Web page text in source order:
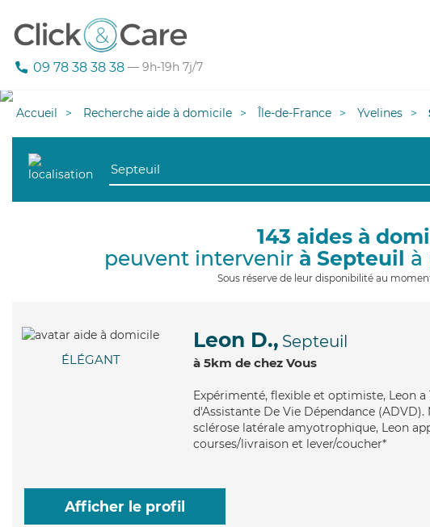
09 78 38 38 38 — 9h-19h 7j/7
Accueil Recherche aide à domicile Île-de-France Yvelines
143 aides à
peuvent intervenir à Septeuil à
Sous réserve de leur disponibilité au
ÉLÉGANT
Leon D., Septeuil
à 5km de chez Vous
Expérimenté, flexible et optimiste, Leon a
d'Assistante De Vie Dépendance
sclérose latérale amyotrophique, Leon
courses/livraison et lever/coucher*
Afficher le profil